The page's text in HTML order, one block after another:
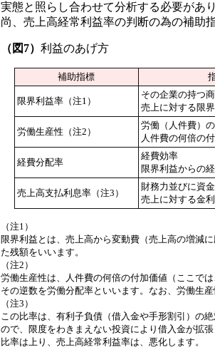
実態と照らし合わせて分析する必要があ
尚、売上高経常利益率の判断の為の補助
（図7） 利益のあげ方
補助指標
限界利益率（注1）
その企業の持つ
売上に対する限
労働生産性（注2）
労働（人件費）
人件費の何倍の
経費分配率
経費効率
限界利益からの
売上高支払利息率（注3）
財務力並びに資
売上に対する金
（注1）
限界利益とは、売上高から変動費（売上高の増減
た残額をいいます。
（注2）
労働生産性は、人件費の何倍の付加価値（ここで
その逆数を労働分配率といいます。なお、労働生
（注3）
この比率は、有利子負債（借入金や手形割引）の
ので、限度をわきまえない投資により借入金が拡
比率は上り、売上高経常利益率は、悪化します。